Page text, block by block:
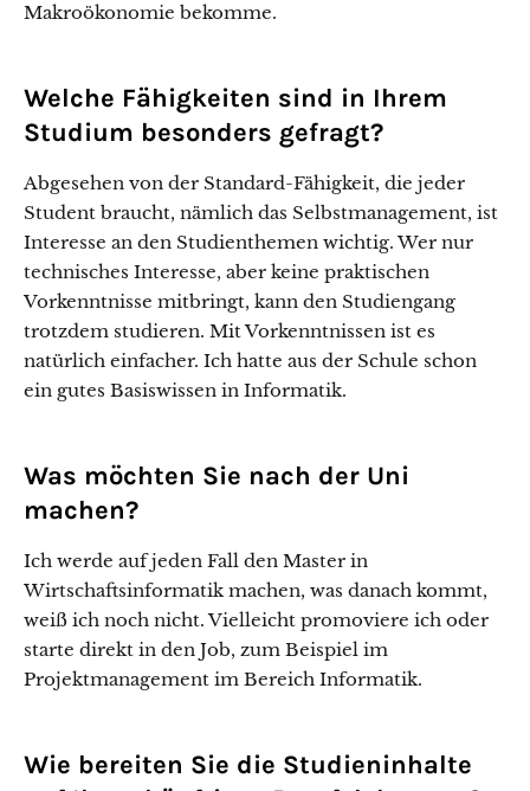
Makroökonomie bekomme.
Welche Fähigkeiten sind in Ihrem
Studium besonders gefragt?
Abgesehen von der Standard-Fähigkeit, die jeder
Student braucht, nämlich das Selbstmanagement, ist
Interesse an den Studienthemen wichtig. Wer nur
technisches Interesse, aber keine praktischen
Vorkenntnisse mitbringt, kann den Studiengang
trotzdem studieren. Mit Vorkenntnissen ist es
natürlich einfacher. Ich hatte aus der Schule schon
ein gutes Basiswissen in Informatik.
Was möchten Sie nach der Uni
machen?
Ich werde auf jeden Fall den Master in
Wirtschaftsinformatik machen, was danach kommt,
weiß ich noch nicht. Vielleicht promoviere ich oder
starte direkt in den Job, zum Beispiel im
Projektmanagement im Bereich Informatik.
Wie bereiten Sie die Studieninhalte